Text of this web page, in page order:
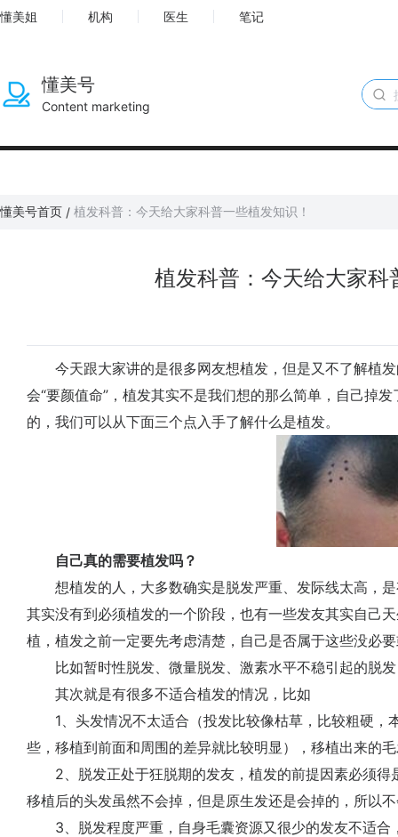
懂美姐 机构 医生 笔记
懂美号
Content marketing
懂美号首页 / 植发科普：今天给大家科普一些植发知识！
植发科普：今天给大家科
今天跟大家讲的是很多网友想植发，但是又不了解植发
会“要颜值命”，植发其实不是我们想的那么简单，自己掉
的，我们可以从下面三个点入手了解什么是植发。
自己真的需要植发吗？
想植发的人，大多数确实是脱发严重、发际线太高，是
其实没有到必须植发的一个阶段，也有一些发友其实自己
植，植发之前一定要先考虑清楚，自己是否属于这些没必
比如暂时性脱发、微量脱发、激素水平不稳引起的脱发
其次就是有很多不适合植发的情况，比如
1、头发情况不太适合（投发比较像枯草，比较粗硬，
些，移植到前面和周围的差异就比较明显），移植出来的
2、脱发正处于狂脱期的发友，植发的前提因素必须得
移植后的头发虽然不会掉，但是原生发还是会掉的，所以
3、脱发程度严重，自身毛囊资源又很少的发友不适合